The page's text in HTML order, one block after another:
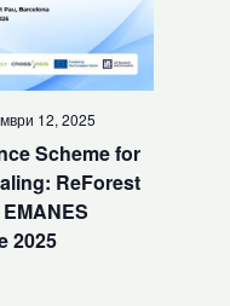
Scheme for
ReForest
2025
12, 2025